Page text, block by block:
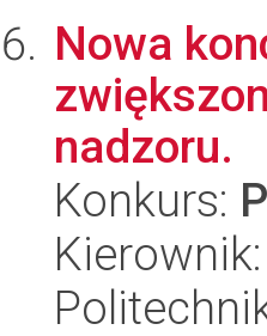
Nowa
nadzoru.
Konkurs: